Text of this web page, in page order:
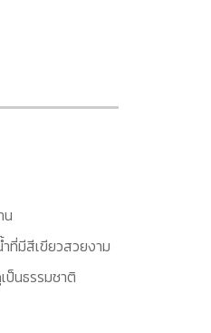
น
ที่มีสีเขียวสวยงาม
นธรรมชาติ